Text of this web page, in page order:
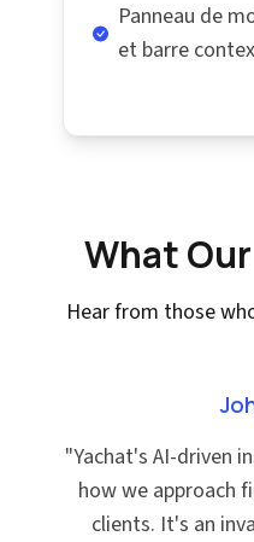
Panneau de
et barre
What
Hear from those
"Yachat's AI-driven
how we approach
clients. It's an